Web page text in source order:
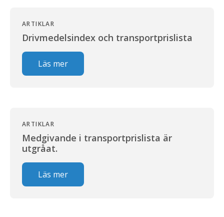
ARTIKLAR
Drivmedelsindex och transportprislista
Läs mer
ARTIKLAR
Medgivande i transportprislista är
utgråat.
Läs mer